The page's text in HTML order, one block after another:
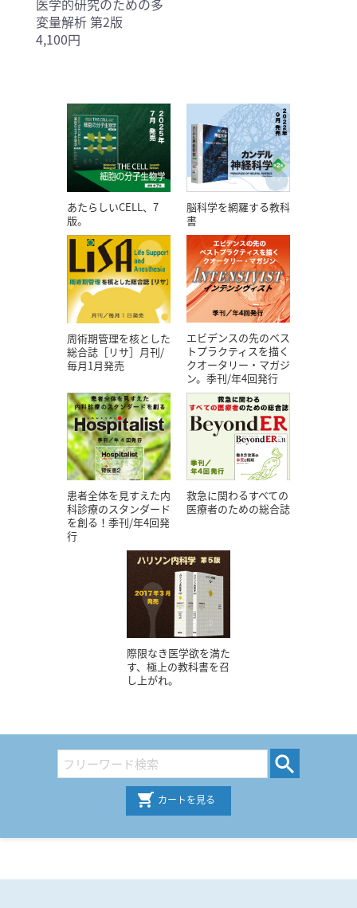
医学的研究のための多
変量解析 第2版
4,100円
あたらしいCELL、7
版。
脳科学を網羅する教科
書
周術期管理を核とした
総合誌［リサ］月刊/
毎月1月発売
エビデンスの先のベス
トプラクティスを描く
クオータリー・マガジ
ン。季刊/年4回発行
患者全体を見すえた内
科診療のスタンダード
を創る！季刊/年4回発
行
救急に関わるすべての
医療者のための総合誌
際限なき医学欲を満た
す、極上の教科書を召
し上がれ。
カートを見る